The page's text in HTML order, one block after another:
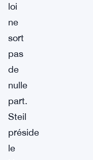
loi
ne
sort
pas
de
nulle
part.
Steil
préside
le